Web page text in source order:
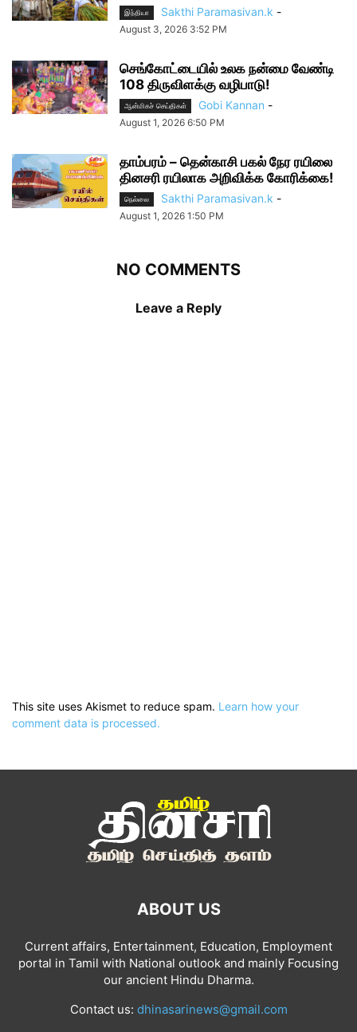
இந்தியா Sakthi Paramasivan.k -
August 3, 2026 3:52 PM
செங்கோட்டையில் உலக நன்மை வேண்டி
108 திருவிளக்கு வழிபாடு!
ஆன்மிகச் செய்திகள் Gobi Kannan -
August 1, 2026 6:50 PM
தாம்பரம் – தென்காசி பகல் நேர ரயிலை
தினசரி ரயிலாக அறிவிக்க கோரிக்கை!
நெல்லை Sakthi Paramasivan.k -
August 1, 2026 1:50 PM
NO COMMENTS
Leave a Reply
This site uses Akismet to reduce spam. Learn how your
comment data is processed.
ABOUT US
Current affairs, Entertainment, Education, Employment
portal in Tamil with National outlook and mainly Focusing
our ancient Hindu Dharma.
Contact us: dhinasarinews@gmail.com